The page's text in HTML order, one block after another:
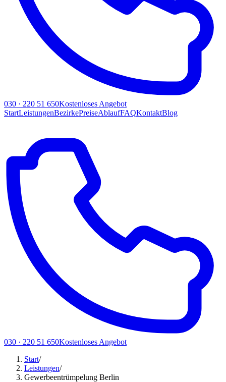
030 · 220 51 650Kostenloses Angebot
StartLeistungenBezirkePreiseAblaufFAQKontaktBlog
030 · 220 51 650Kostenloses Angebot
Start/
Leistungen/
Gewerbeentrümpelung Berlin